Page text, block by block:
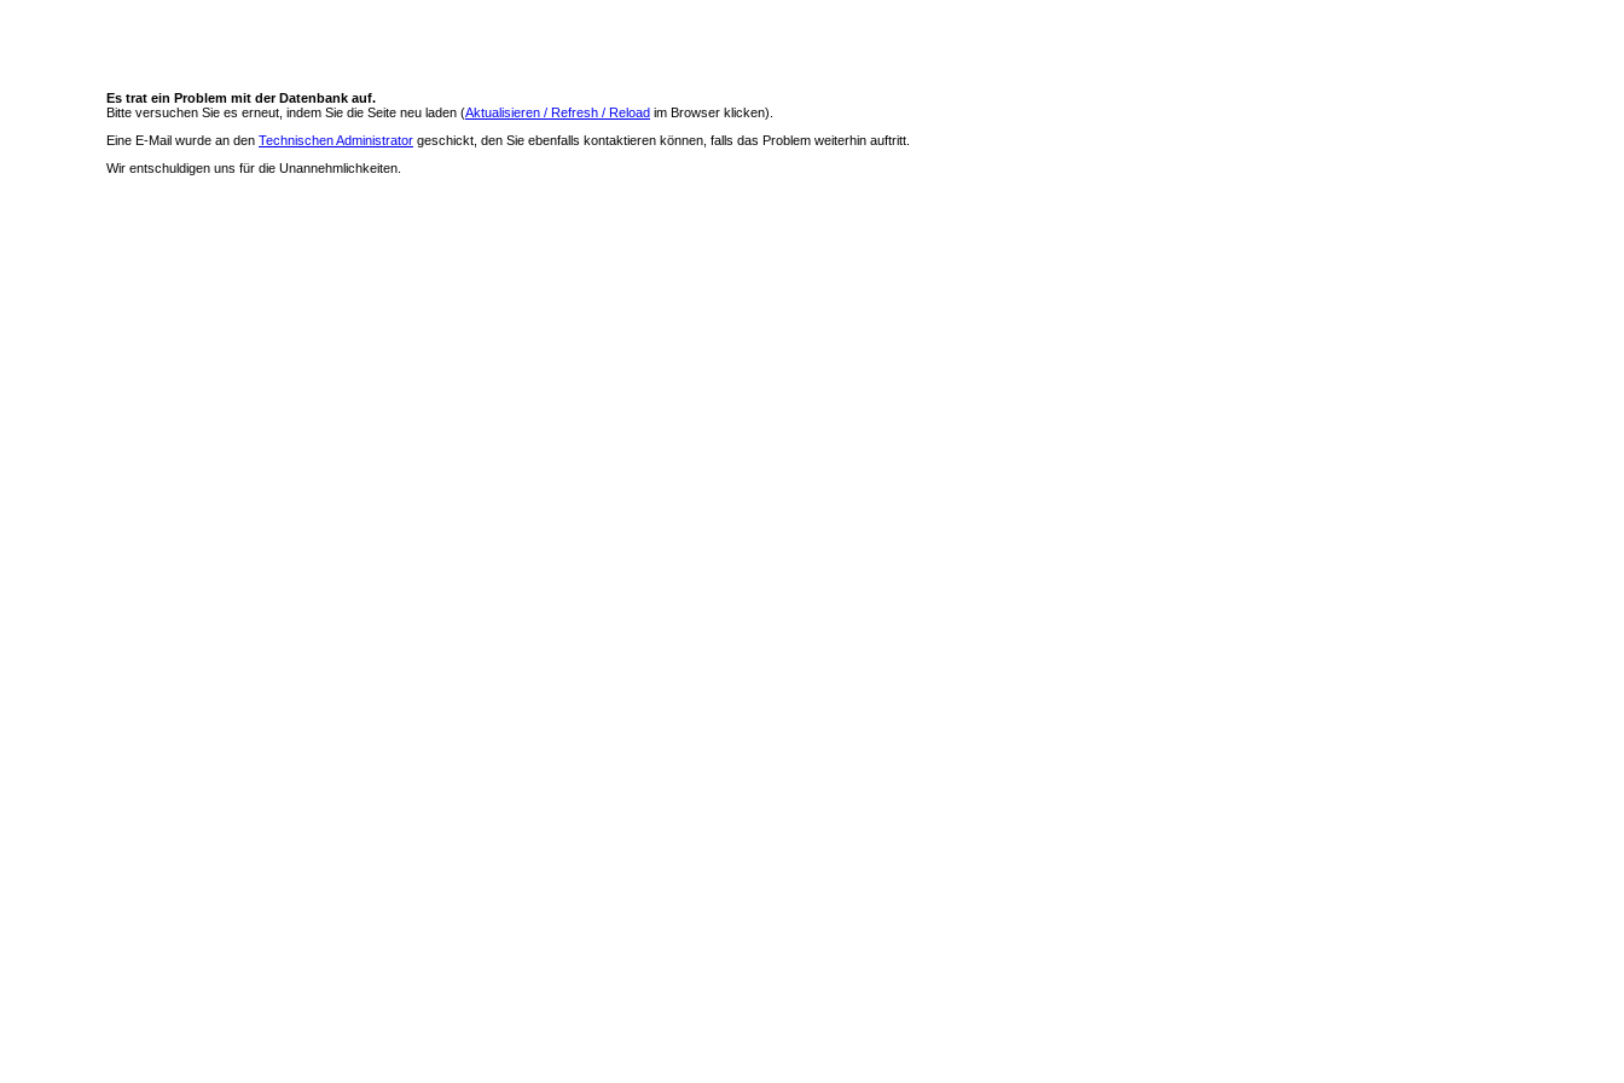
Es trat ein Problem mit der Datenbank auf.
Bitte versuchen Sie es erneut, indem Sie die Seite neu laden (Aktualisieren / Refresh / Reload im Browser klicken).
Eine E-Mail wurde an den Technischen Administrator geschickt, den Sie ebenfalls kontaktieren können, falls das Problem weiterhin auftritt.
Wir entschuldigen uns für die Unannehmlichkeiten.